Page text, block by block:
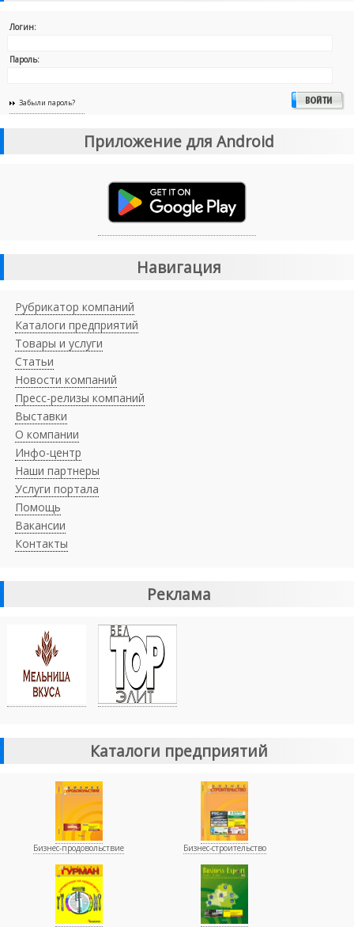
Логин:
Пароль:
Забыли пароль?
Приложение для Android
Навигация
Рубрикатор компаний
Каталоги предприятий
Товары и услуги
Статьи
Новости компаний
Пресс-релизы компаний
Выставки
О компании
Инфо-центр
Наши партнеры
Услуги портала
Помощь
Вакансии
Контакты
Реклама
Каталоги предприятий
Бизнес-продовольствие Бизнес-строительство